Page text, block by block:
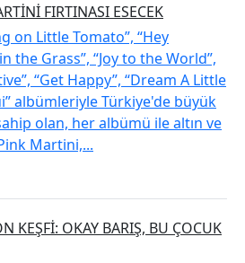
FIRTINASI ESECEK
on Little Tomato”, “Hey
the Grass”, “Joy to the World”,
“Get Happy”, “Dream A Little
albümleriyle Türkiye'de büyük
olan, her albümü ile altın ve
Martini,...
KEŞFİ: OKAY BARIŞ, BU ÇOCUK